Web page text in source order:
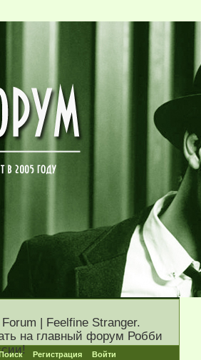
| Feelfine Stranger.
на главный форум Робби
Регистрация Войти